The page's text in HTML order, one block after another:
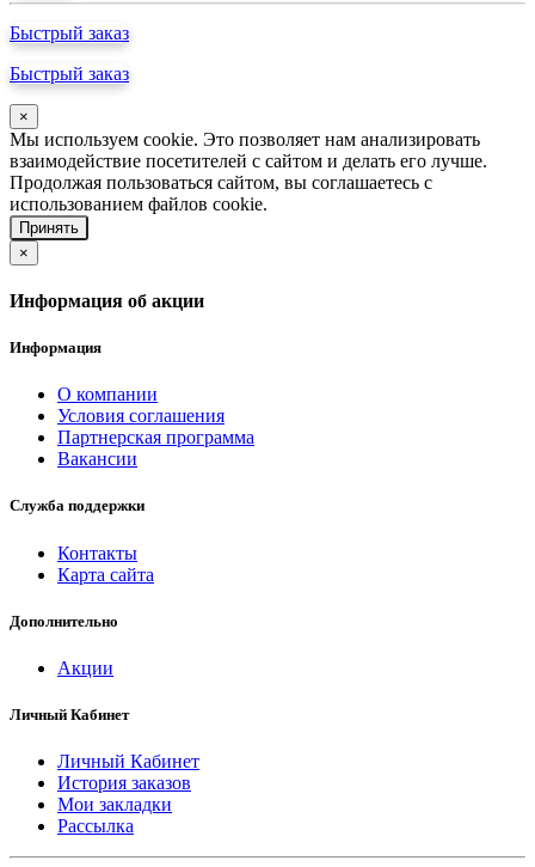
Быстрый заказ
Быстрый заказ
×
Мы используем cookie. Это позволяет нам анализировать
взаимодействие посетителей с сайтом и делать его лучше.
Продолжая пользоваться сайтом, вы соглашаетесь с
использованием файлов cookie.
Принять
×
Информация об акции
Информация
О компании
Условия соглашения
Партнерская программа
Вакансии
Служба поддержки
Контакты
Карта сайта
Дополнительно
Акции
Личный Кабинет
Личный Кабинет
История заказов
Мои закладки
Рассылка